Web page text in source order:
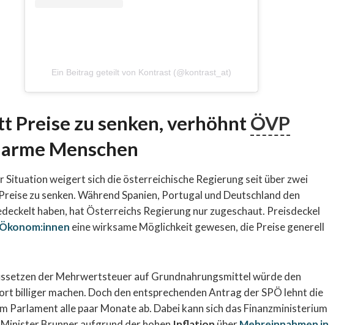
Ein Beitrag geteilt von Kontrast (@kontrast_at)
Preise zu senken, verhöhntÖVP
Menschen
Situation weigert sich die österreichische Regierung seit über zwei
zu senken. Während Spanien, Portugal und Deutschland den
haben, hat Österreichs Regierung nur zugeschaut. Preisdeckel
eine wirksame Möglichkeit gewesen, die Preise generell
der Mehrwertsteuer auf Grundnahrungsmittel würde den
billiger machen. Doch den entsprechenden Antrag der SPÖ lehnt die
Parlament alle paar Monate ab. Dabei kann sich das Finanzministerium